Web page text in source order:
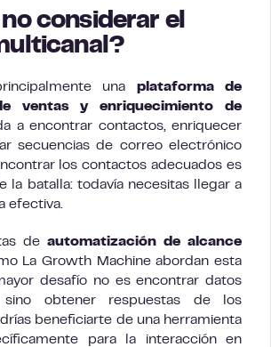
considerar el
una plataforma de
ventas y enriquecimiento de
a encontrar contactos, enriquecer
secuencias de correo electrónico
los contactos adecuados es
la batalla: todavía necesitas llegar a
efectiva.
de automatización de alcance
La Growth Machine abordan esta
desafío no es encontrar datos
obtener respuestas de los
beneficiarte de una herramienta
para la interacción en